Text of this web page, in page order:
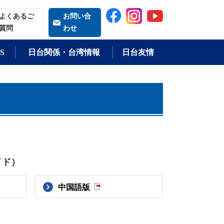
される語
くあるご
問
お問い合
わせ
日台関係・台湾情報 日台友情
）
中国語版